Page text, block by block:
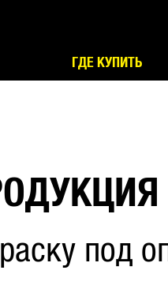
ГДЕ КУПИТЬ
под